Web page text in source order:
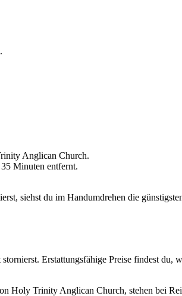
Anglican Church.
Minuten entfernt.
siehst du im Handumdrehen die
Erstattungsfähige Preise findest du,
Holy Trinity Anglican Church, stehen bei